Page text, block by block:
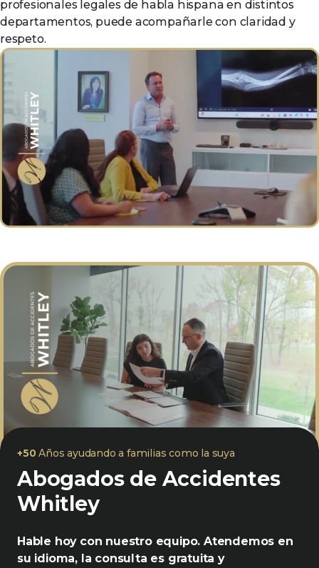
profesionales legales de habla hispana en distintos
departamentos, puede acompañarle con claridad y
respeto.
+50 Años ayudando a familias como la suya
Abogados de Accidentes
Whitley
Hable hoy con nuestro equipo. Atendemos en
su idioma, la consulta es gratuita y